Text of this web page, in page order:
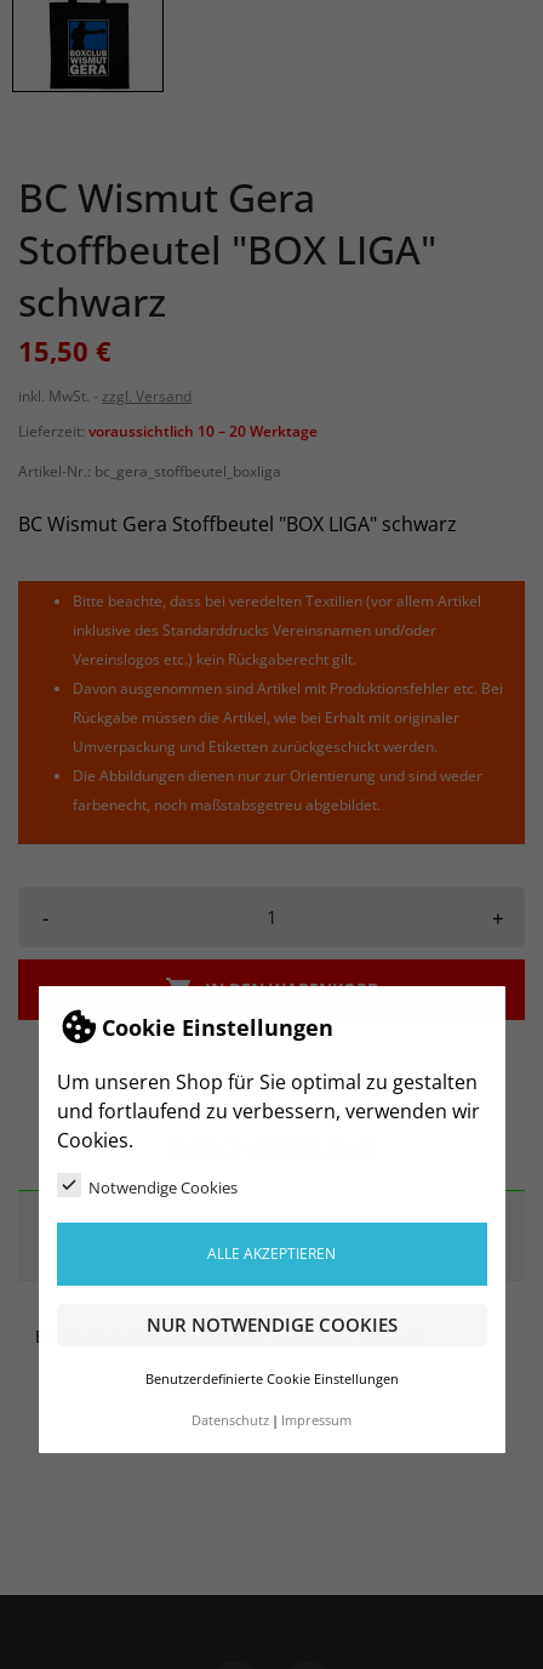
Cookie Einstellungen
Um unseren Shop für Sie optimal zu gestalten
und fortlaufend zu verbessern, verwenden wir
Cookies.
Notwendige Cookies
ALLE AKZEPTIEREN
NUR NOTWENDIGE COOKIES
Benutzerdefinierte Cookie Einstellungen
Datenschutz Impressum
BC Wismut Gera
Stoffbeutel "BOX LIGA"
schwarz
15,50 €
inkl. MwSt.
zzgl. Versand
Lieferzeit: voraussichtlich 10 – 20 Werktage
Artikel-Nr.: bc_gera_stoffbeutel_boxliga
BC Wismut Gera Stoffbeutel "BOX LIGA" schwarz
Bitte beachte, dass bei veredelten Textilien (vor allem Artikel
inklusive des Standarddrucks Vereinsnamen und/oder
Vereinslogos etc.) kein Rückgaberecht gilt.
Davon ausgenommen sind Artikel mit Produktionsfehler etc. Bei
Rückgabe müssen die Artikel, wie bei Erhalt mit originaler
Umverpackung und Etiketten zurückgeschickt werden.
Die Abbildungen dienen nur zur Orientierung und sind weder
farbenecht, noch maßstabsgetreu abgebildet.
- +
 IN DEN WARENKORB
BC Wismut Gera Stoffbeutel "BOX LIGA" schwarz